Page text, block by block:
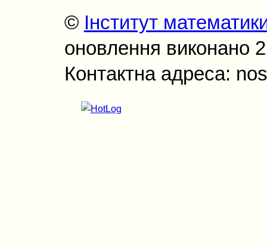
© Інститут
оновлення виконано
Контактна адреса: